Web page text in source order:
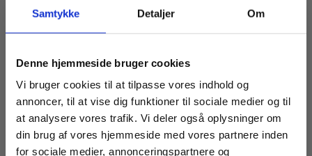
Samtykke Detaljer Om
Denne hjemmeside bruger cookies
Vi bruger cookies til at tilpasse vores indhold og
annoncer, til at vise dig funktioner til sociale medier og til
at analysere vores trafik. Vi deler også oplysninger om
din brug af vores hjemmeside med vores partnere inden
for sociale medier, annonceringspartnere og
7,7 kg
Størrelse
Hånd- / knælister stål
L 2,92 m., L 2,97 m., L 1,14 m., L 1,24 m., Teleskop 2,00 – 3,05
Relaterede varer